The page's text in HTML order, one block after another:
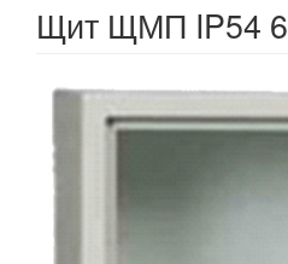
Щит ЩМП IP54